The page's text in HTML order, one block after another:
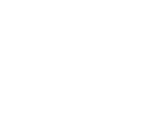
Ticket" /></td>